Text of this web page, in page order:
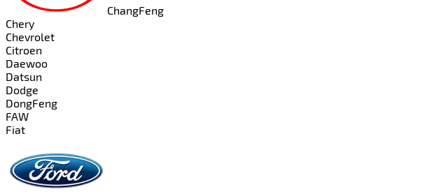
ChangFeng
Chery
Chevrolet
Citroen
Daewoo
Datsun
Dodge
DongFeng
FAW
Fiat